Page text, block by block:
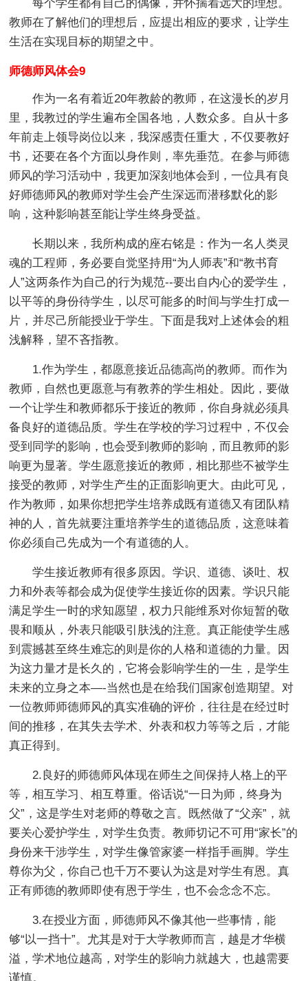
每个学生都有自己的偶像，并怀揣着远大的理想。
教师在了解他们的理想后，应提出相应的要求，让学生
生活在实现目标的期望之中。
师德师风体会9
作为一名有着近20年教龄的教师，在这漫长的岁月
里，我教过的学生遍布全国各地，人数众多。自从十多
年前走上领导岗位以来，我深感责任重大，不仅要教好
书，还要在各个方面以身作则，率先垂范。在参与师德
师风的学习活动中，我更加深刻地体会到，一位具有良
好师德师风的教师对学生会产生深远而潜移默化的影
响，这种影响甚至能让学生终身受益。
长期以来，我所构成的座右铭是：作为一名人类灵
魂的工程师，务必要自觉坚持用“为人师表”和“教书育
人”这两条作为自己的行为规范--要出自内心的爱学生，
以平等的身份待学生，以尽可能多的时间与学生打成一
片，并尽己所能授业于学生。下面是我对上述体会的粗
浅解释，望不吝指教。
1.作为学生，都愿意接近品德高尚的教师。而作为
教师，自然也更愿意与有教养的学生相处。因此，要做
一个让学生和教师都乐于接近的教师，你自身就必须具
备良好的道德品质。学生在学校的学习过程中，不仅会
受到同学的影响，也会受到教师的影响，而且教师的影
响更为显著。学生愿意接近的教师，相比那些不被学生
接受的教师，对学生产生的正面影响更大。由此可见，
作为教师，如果你想把学生培养成既有道德又有团队精
神的人，首先就要注重培养学生的道德品质，这意味着
你必须自己先成为一个有道德的人。
学生接近教师有很多原因。学识、道德、谈吐、权
力和外表等都会成为促使学生接近你的因素。学识只能
满足学生一时的求知愿望，权力只能维系对你短暂的敬
畏和顺从，外表只能吸引肤浅的注意。真正能使学生感
到震撼甚至终生难忘的则是你的人格和道德的力量。因
为这力量才是长久的，它将会影响学生的一生，是学生
未来的立身之本—-当然也是在给我们国家创造期望。对
一位教师师德师风的真实准确的评价，往往是在经过时
间的推移，在其失去学术、外表和权力等等之后，才能
真正得到。
2.良好的师德师风体现在师生之间保持人格上的平
等，相互学习、相互尊重。俗话说“一日为师，终身为
父”，这是学生对老师的尊敬之言。既然做了“父亲”，就
要关心爱护学生，对学生负责。教师切记不可用“家长”的
身份来干涉学生，对学生像管家婆一样指手画脚。学生
尊你为父，你自己也千万不要认为这是对学生有恩。真
正有师德的教师即使有恩于学生，也不会念念不忘。
3.在授业方面，师德师风不像其他一些事情，能
够“以一挡十”。尤其是对于大学教师而言，越是才华横
溢，学术地位越高，对学生的影响力就越大，也越需要
谨慎。